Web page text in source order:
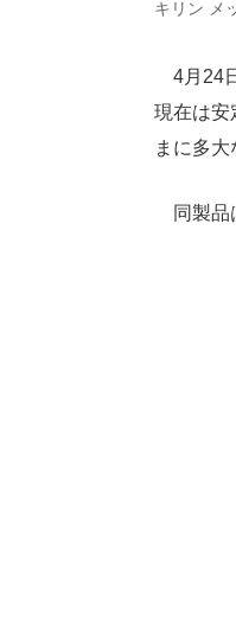
キリン メ
4月24
現在は安
まに多
同製品